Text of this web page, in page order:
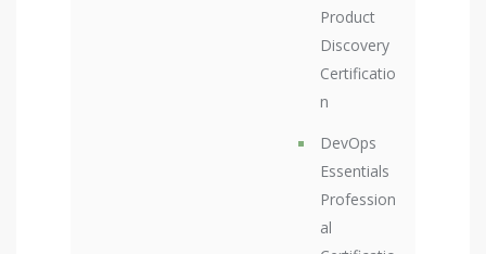
Product
Discovery
Certificatio
n
DevOps
Essentials
Profession
al